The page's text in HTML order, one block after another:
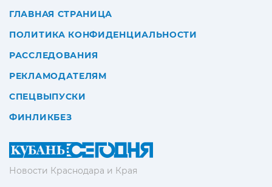
Новости Краснодара и Края
ГЛАВНАЯ СТРАНИЦА
ПОЛИТИКА КОНФИДЕНЦИАЛЬНОСТИ
РАССЛЕДОВАНИЯ
РЕКЛАМОДАТЕЛЯМ
СПЕЦВЫПУСКИ
ФИНЛИКБЕЗ